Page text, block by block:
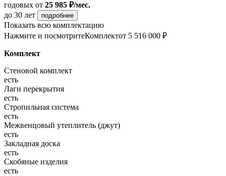
годовых от 25 985 ₽/мес.
до 30 лет
подробнее
Показать всю комплектацию
Нажмите и посмотритеКомплектот 5 516 000 ₽
Комплект
Стеновой комплект
есть
Лаги перекрытия
есть
Стропильная система
есть
Межвенцовый утеплитель (джут)
есть
Закладная доска
есть
Скобяные изделия
есть